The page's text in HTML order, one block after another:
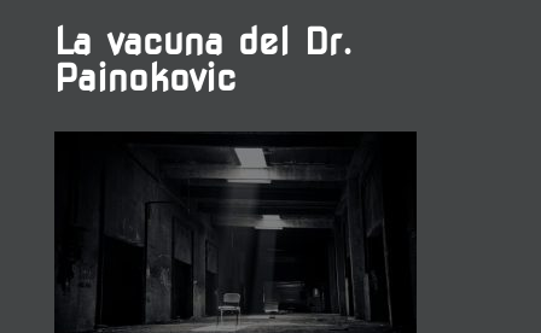
La vacuna del Dr.
Painokovic